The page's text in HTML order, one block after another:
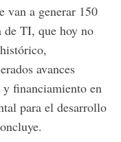
van a generar 150
de TI, que hoy no
avances
financiamiento en
para el desarrollo